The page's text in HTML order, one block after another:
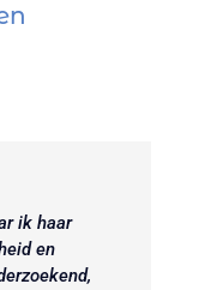
ik haar
en